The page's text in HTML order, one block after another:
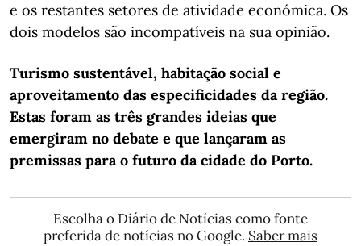
e os restantes setores de atividade económica. Os
dois modelos são incompatíveis na sua opinião.
Turismo sustentável, habitação social e
aproveitamento das especificidades da região.
Estas foram as três grandes ideias que
emergiram no debate e que lançaram as
premissas para o futuro da cidade do Porto.
Escolha o Diário de Notícias como fonte
preferida de notícias no Google. Saber mais